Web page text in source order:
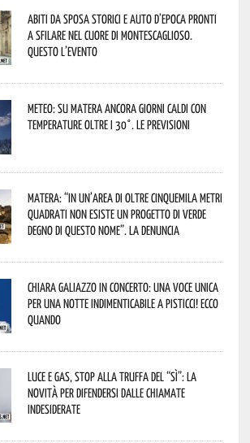
Abiti da sposa storici e auto d’epoca pronti
a sfilare nel cuore di Montescaglioso.
Questo l’evento
Meteo: su Matera ancora giorni caldi con
temperature oltre i 30°. Le previsioni
Matera: “In un’area di oltre cinquemila metri
quadrati non esiste un progetto di verde
degno di questo nome”. La denuncia
Chiara Galiazzo in concerto: una voce unica
per una notte indimenticabile a Pisticci! Ecco
quando
Luce e gas, stop alla truffa del “Sì”: la
novità per difendersi dalle chiamate
indesiderate